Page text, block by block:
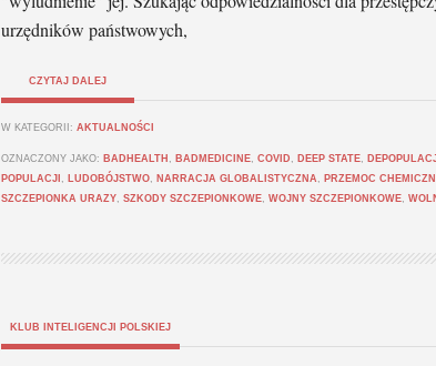
urzędników państwowych,
CZYTAJ DALEJ
W KATEGORII: AKTUALNOŚCI
OZNACZONY JAKO: BADHEALTH , BADMEDICINE, COVID , DEEP STATE,
POPULACJI , LUDOBÓJSTWO, NARRACJA GLOBALISTYCZNA , PRZEMOC
SZCZEPIONKA URAZY, SZKODY SZCZEPIONKOWE, WOJNY SZCZEPIONKOWE,
KLUB INTELIGENCJI POLSKIEJ